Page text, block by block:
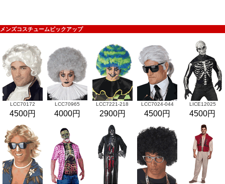
メンズコスチュームピックアップ
LCC70172
4500円
LCC70965
4000円
LCC7221-218
2900円
LCC7024-044
4500円
LICE12025
4500円